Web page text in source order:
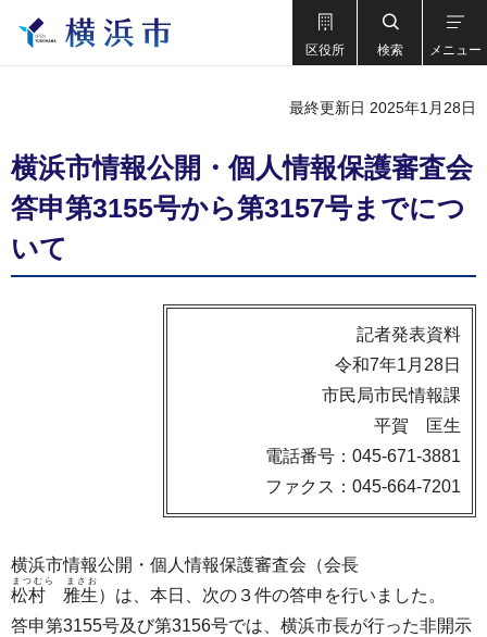
区役所 検索 メニュー
最終更新日 2025年1月28日
横浜市情報公開・個人情報保護審査会
答申第3155号から第3157号までにつ
いて
記者発表資料
令和7年1月28日
市民局市民情報課
平賀 匡生
電話番号：045-671-3881
ファクス：045-664-7201
横浜市情報公開・個人情報保護審査会（会長
松村 雅生
まつむら まさお
）は、本日、次の３件の答申を行いました。
答申第3155号及び第3156号では、横浜市長が行った非開示